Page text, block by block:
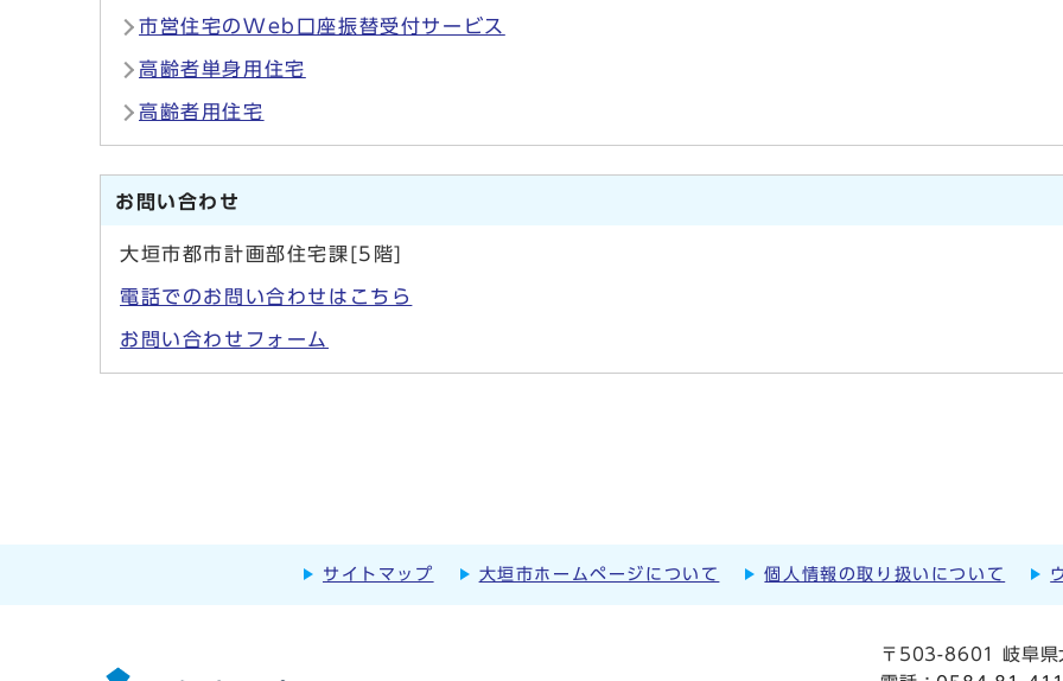
市営住宅のWeb口座振替受付サービス
高齢者単身用住宅
高齢者用住宅
お問い合わせ
大垣市都市計画部住宅課[5階]
電話でのお問い合わせはこちら
お問い合わせフォーム
サイトマップ 大垣市ホームページについて 個人情報の取り扱いについて
〒503-8601 岐阜県